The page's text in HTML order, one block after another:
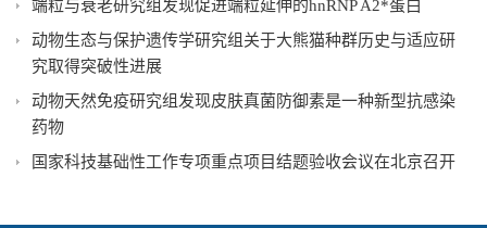
端粒与衰老研究组发现促进端粒延伸的hnRNP A2*蛋白
动物生态与保护遗传学研究组关于大熊猫种群历史与适应研
究取得突破性进展
动物天然免疫研究组发现皮肤真菌防御素是一种新型抗感染
药物
国家科技基础性工作专项重点项目结题验收会议在北京召开